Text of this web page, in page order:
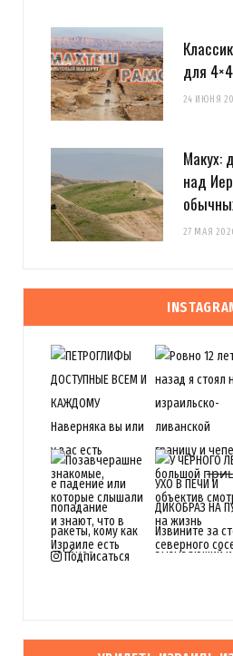
для 4×4
24 ИЮНЯ
Макух:
над
27 МАЯ
Подписаться